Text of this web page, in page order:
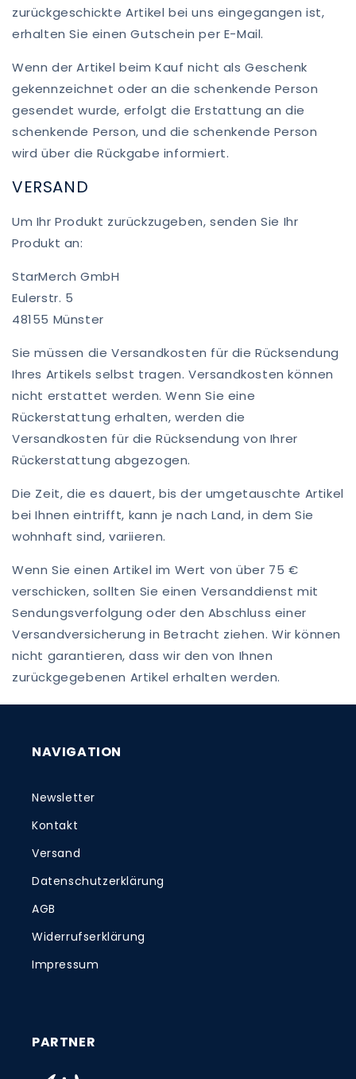
zurückgeschickte Artikel bei uns eingegangen ist,
erhalten Sie einen Gutschein per E-Mail.
Wenn der Artikel beim Kauf nicht als Geschenk
gekennzeichnet oder an die schenkende Person
gesendet wurde, erfolgt die Erstattung an die
schenkende Person, und die schenkende Person
wird über die Rückgabe informiert.
VERSAND
Um Ihr Produkt zurückzugeben, senden Sie Ihr
Produkt an:
StarMerch GmbH
Eulerstr. 5
48155 Münster
Sie müssen die Versandkosten für die Rücksendung
Ihres Artikels selbst tragen. Versandkosten können
nicht erstattet werden. Wenn Sie eine
Rückerstattung erhalten, werden die
Versandkosten für die Rücksendung von Ihrer
Rückerstattung abgezogen.
Die Zeit, die es dauert, bis der umgetauschte Artikel
bei Ihnen eintrifft, kann je nach Land, in dem Sie
wohnhaft sind, variieren.
Wenn Sie einen Artikel im Wert von über 75 €
verschicken, sollten Sie einen Versanddienst mit
Sendungsverfolgung oder den Abschluss einer
Versandversicherung in Betracht ziehen. Wir können
nicht garantieren, dass wir den von Ihnen
zurückgegebenen Artikel erhalten werden.
NAVIGATION
Newsletter
Kontakt
Versand
Datenschutzerklärung
AGB
Widerrufserklärung
Impressum
PARTNER